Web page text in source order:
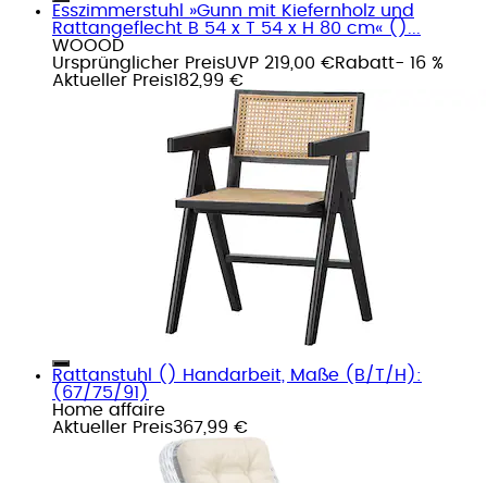
Esszimmerstuhl »Gunn mit Kiefernholz und
Rattangeflecht B 54 x T 54 x H 80 cm« ()...
WOOOD
Ursprünglicher PreisUVP 219,00 €Rabatt- 16 %
Aktueller Preis182,99 €
Rattanstuhl () Handarbeit, Maße (B/T/H):
(67/75/91)
Home affaire
Aktueller Preis367,99 €